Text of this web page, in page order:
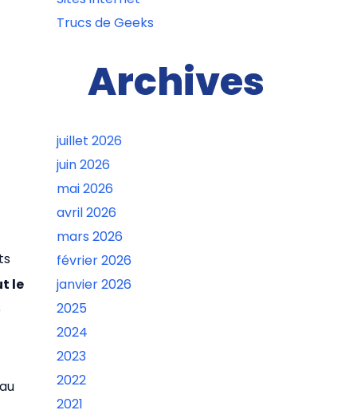
le
Trucs de Geeks
Archives
juillet 2026
juin 2026
mai 2026
avril 2026
mars 2026
février 2026
janvier 2026
2025
2024
2023
2022
2021